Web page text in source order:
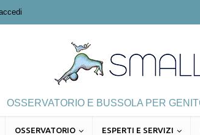
OSSERVATORIO E BUSSOLA PER
OSSERVATORIO ESPERTI E SERVIZI